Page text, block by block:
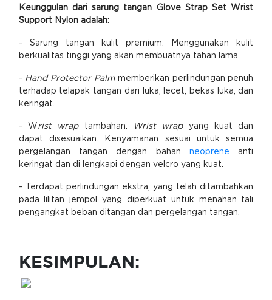
Keunggulan dari sarung tangan Glove Strap Set Wrist
Support Nylon adalah:
- Sarung tangan kulit premium. Menggunakan kulit
berkualitas tinggi yang akan membuatnya tahan lama.
- Hand Protector Palm memberikan perlindungan penuh
terhadap telapak tangan dari luka, lecet, bekas luka, dan
keringat.
- W rist wrap tambahan. Wrist wrapyang kuat dan
dapat disesuaikan. Kenyamanan sesuai untuk semua
pergelangan tangan dengan bahan neoprene anti
keringat dan di lengkapi dengan velcro yang kuat.
- Terdapat perlindungan ekstra, yang telah ditambahkan
pada lilitan jempol yang diperkuat untuk menahan tali
pengangkat beban ditangan dan pergelangan tangan.
KESIMPULAN: